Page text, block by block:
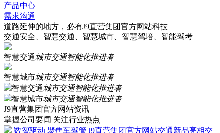
产品中心
需求沟通
道路延伸的地方，必有J9直营集团官方网站科技
交通安全、智慧交通、智慧城市、智慧驾培、智能驾考
智慧交通城市交通智能化推进者
智慧城市城市交通智能化推进者
智慧交通城市交通智能化推进者
智慧城市城市交通智能化推进者
J9直营集团官方网站资讯
掌握公司要闻 关注行业热点
数智驱动 聚焦车驾管|J9直营集团官方网站交通新品亮相交